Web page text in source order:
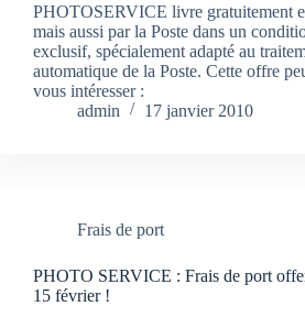
PHOTOSERVICE livre gratuitement
mais aussi par la Poste dans un
exclusif, spécialement adapté au
automatique de la Poste. Cette offre
vous intéresser :
admin
17 janvier 2010
Frais de port
PHOTO SERVICE : Frais de port
15 février !